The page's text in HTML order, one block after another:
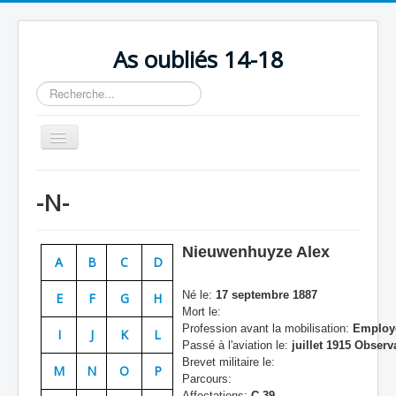
As oubliés 14-18
Rechercher
Basculer
la
Chronologie
Escadrilles
Organisation
Avions
Personnels
Doctrines
-N-
A B C D
E F G H
I J K L
M N O P
Nieuwenhuyze Alex
Né le: 17 septembre 1887
Mort le:
Profession avant la mobilisation:
Passé à l'aviation le: juillet 1915
Brevet militaire le:
Parcours: